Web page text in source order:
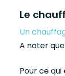
Le
Un
A noter
Pour ce